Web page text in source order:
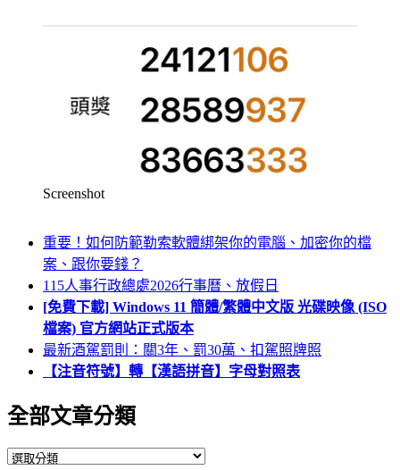
Screenshot
重要！如何防範勒索軟體綁架你的電腦、加密你的檔
案、跟你要錢？
115人事行政總處2026行事曆、放假日
[免費下載] Windows 11 簡體/繁體中文版 光碟映像 (ISO
檔案) 官方網站正式版本
最新酒駕罰則：關3年、罰30萬、扣駕照牌照
【注音符號】轉【漢語拼音】字母對照表
全部文章分類
全